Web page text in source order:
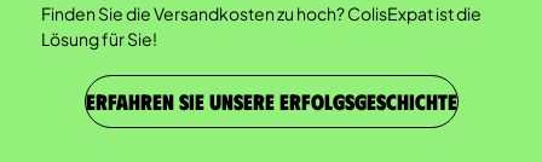
Finden Sie die Versandkosten zu hoch? ColisExpat ist die
Lösung für Sie!
ERFAHREN SIE UNSERE ERFOLGSGESCHICHTE